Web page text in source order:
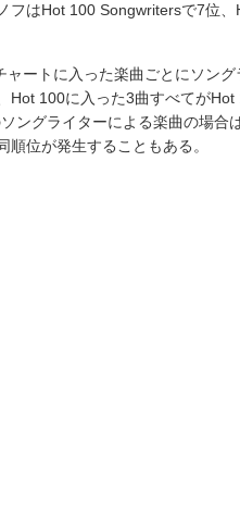
フはHot 100 Songwritersで7位
ートに入った楽曲ごとにソング
Hot 100に入った3曲すべてがHot
ングライターによる楽曲の場合
位が発生することもある。